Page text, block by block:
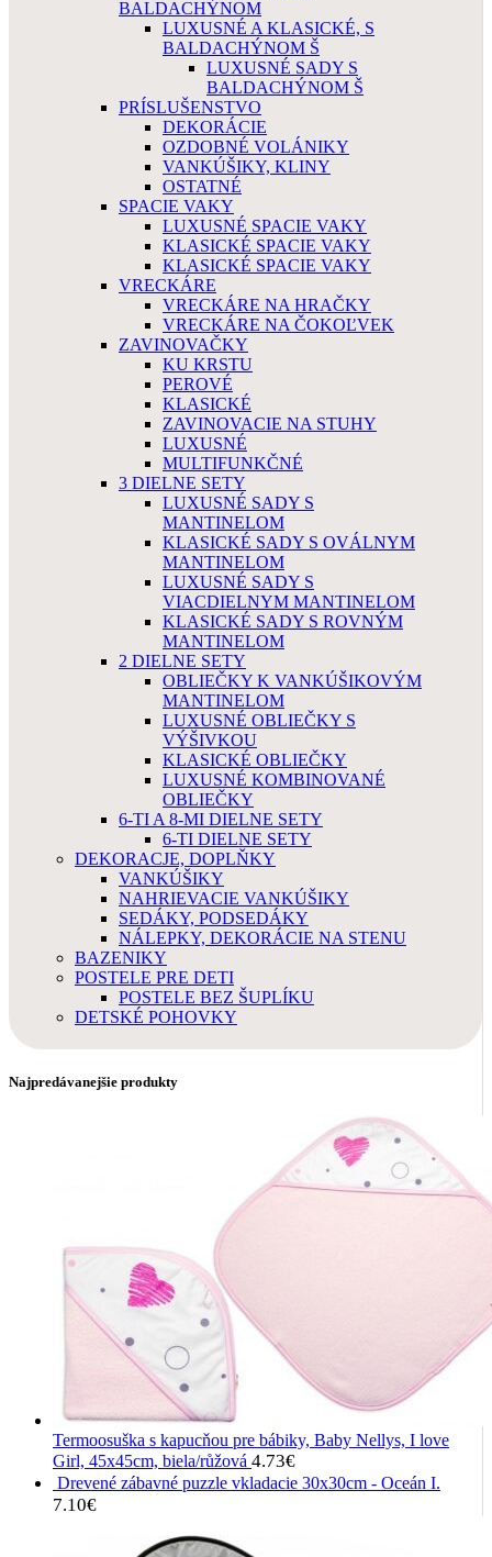
BALDACHÝNOM
LUXUSNÉ A KLASICKÉ, S
BALDACHÝNOM Š
LUXUSNÉ SADY S
BALDACHÝNOM Š
PRÍSLUŠENSTVO
DEKORÁCIE
OZDOBNÉ VOLÁNIKY
VANKÚŠIKY, KLINY
OSTATNÉ
SPACIE VAKY
LUXUSNÉ SPACIE VAKY
KLASICKÉ SPACIE VAKY
KLASICKÉ SPACIE VAKY
VRECKÁRE
VRECKÁRE NA HRAČKY
VRECKÁRE NA ČOKOĽVEK
ZAVINOVAČKY
KU KRSTU
PEROVÉ
KLASICKÉ
ZAVINOVACIE NA STUHY
LUXUSNÉ
MULTIFUNKČNÉ
3 DIELNE SETY
LUXUSNÉ SADY S
MANTINELOM
KLASICKÉ SADY S OVÁLNYM
MANTINELOM
LUXUSNÉ SADY S
VIACDIELNYM MANTINELOM
KLASICKÉ SADY S ROVNÝM
MANTINELOM
2 DIELNE SETY
OBLIEČKY K VANKÚŠIKOVÝM
MANTINELOM
LUXUSNÉ OBLIEČKY S
VÝŠIVKOU
KLASICKÉ OBLIEČKY
LUXUSNÉ KOMBINOVANÉ
OBLIEČKY
6-TI A 8-MI DIELNE SETY
6-TI DIELNE SETY
DEKORACJE, DOPLŇKY
VANKÚŠIKY
NAHRIEVACIE VANKÚŠIKY
SEDÁKY, PODSEDÁKY
NÁLEPKY, DEKORÁCIE NA STENU
BAZENIKY
POSTELE PRE DETI
POSTELE BEZ ŠUPLÍKU
DETSKÉ POHOVKY
Najpredávanejšie produkty
Termoosuška s kapucňou pre bábiky, Baby Nellys, I love
Girl, 45x45cm, biela/růžová 4.73€
Drevené zábavné puzzle vkladacie 30x30cm - Oceán I.
7.10€